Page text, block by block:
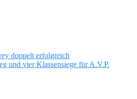
doppelt erfolgreich
und vier Klassensiege für A.V.P.